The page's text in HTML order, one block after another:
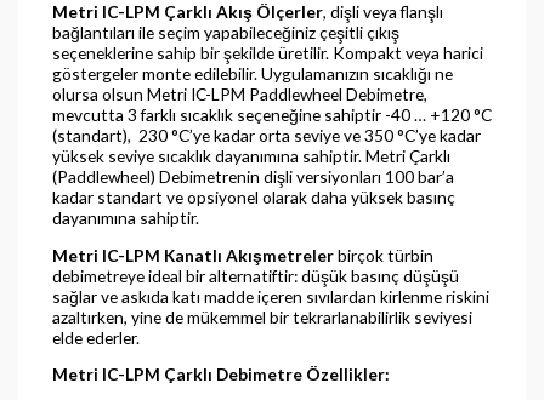
Metri IC-LPM Çarklı Akış Ölçerler, dişli veya flanşlı
bağlantıları ile seçim yapabileceğiniz çeşitli çıkış
seçeneklerine sahip bir şekilde üretilir. Kompakt veya harici
göstergeler monte edilebilir. Uygulamanızın sıcaklığı ne
olursa olsun Metri IC-LPM Paddlewheel Debimetre,
mevcutta 3 farklı sıcaklık seçeneğine sahiptir -40 … +120 °C
(standart), 230 °C’ye kadar orta seviye ve 350 °C’ye kadar
yüksek seviye sıcaklık dayanımına sahiptir. Metri Çarklı
(Paddlewheel) Debimetrenin dişli versiyonları 100 bar’a
kadar standart ve opsiyonel olarak daha yüksek basınç
dayanımına sahiptir.
Metri IC-LPM Kanatlı Akışmetrelerbirçok türbin
debimetreye ideal bir alternatiftir: düşük basınç düşüşü
sağlar ve askıda katı madde içeren sıvılardan kirlenme riskini
azaltırken, yine de mükemmel bir tekrarlanabilirlik seviyesi
elde ederler.
Metri IC-LPM Çarklı Debimetre Özellikler: